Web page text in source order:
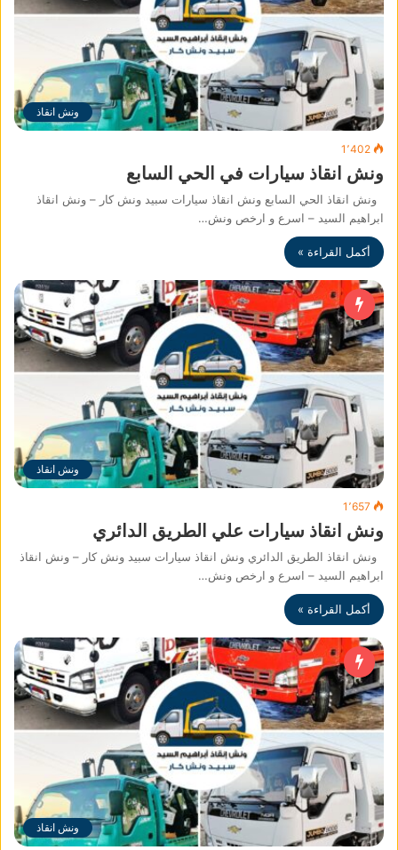
ونش انقاذ
1٬402
ونش انقاذ سيارات في الحي السابع
ونش انقاذ الحي السابع ونش انقاذ سيارات سبيد ونش كار – ونش انقاذ
ابراهيم السيد – اسرع و ارخص ونش…
أكمل القراءة »
ونش انقاذ
1٬657
ونش انقاذ سيارات علي الطريق الدائري
ونش انقاذ الطريق الدائري ونش انقاذ سيارات سبيد ونش كار – ونش انقاذ
ابراهيم السيد – اسرع و ارخص ونش…
أكمل القراءة »
ونش انقاذ